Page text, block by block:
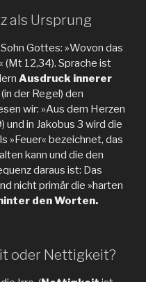
als Ursprung
Gottes: »Wovon das
(Mt 12,34). Sprache ist
Ausdruck innerer
der Regel) den
wir: »Aus dem Herzen
in Jakobus 3 wird die
»Feuer« bezeichnet, das
kann und die den
daraus ist: Das
nicht primär die »harten
den Worten.
oder Nettigkeit?